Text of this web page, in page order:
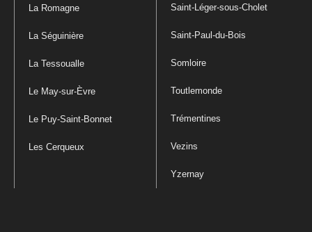
La Romagne
La Séguinière
La Tessoualle
Le May-sur-Èvre
Le Puy-Saint-Bonnet
Les Cerqueux
Saint-Léger-sous-Cholet
Saint-Paul-du-Bois
Somloire
Toutlemonde
Trémentines
Vezins
Yzernay